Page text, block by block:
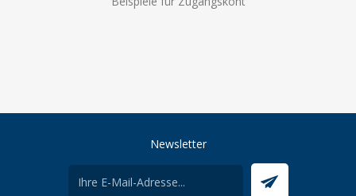
Newsletter